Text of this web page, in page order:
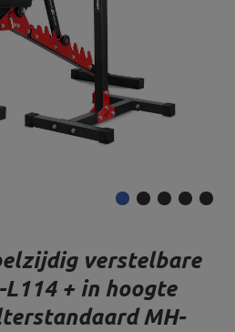
verstelbare
+ in hoogte
MH-